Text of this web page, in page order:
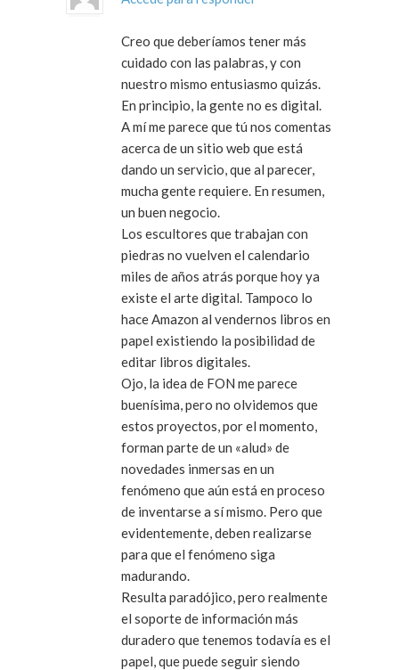
Creo que deberíamos tener más
cuidado con las palabras, y con
nuestro mismo entusiasmo quizás.
En principio, la gente no es digital.
A mí me parece que tú nos comentas
acerca de un sitio web que está
dando un servicio, que al parecer,
mucha gente requiere. En resumen,
un buen negocio.
Los escultores que trabajan con
piedras no vuelven el calendario
miles de años atrás porque hoy ya
existe el arte digital. Tampoco lo
hace Amazon al vendernos libros en
papel existiendo la posibilidad de
editar libros digitales.
Ojo, la idea de FON me parece
buenísima, pero no olvidemos que
estos proyectos, por el momento,
forman parte de un «alud» de
novedades inmersas en un
fenómeno que aún está en proceso
de inventarse a sí mismo. Pero que
evidentemente, deben realizarse
para que el fenómeno siga
madurando.
Resulta paradójico, pero realmente
el soporte de información más
duradero que tenemos todavía es el
papel, que puede seguir siendo